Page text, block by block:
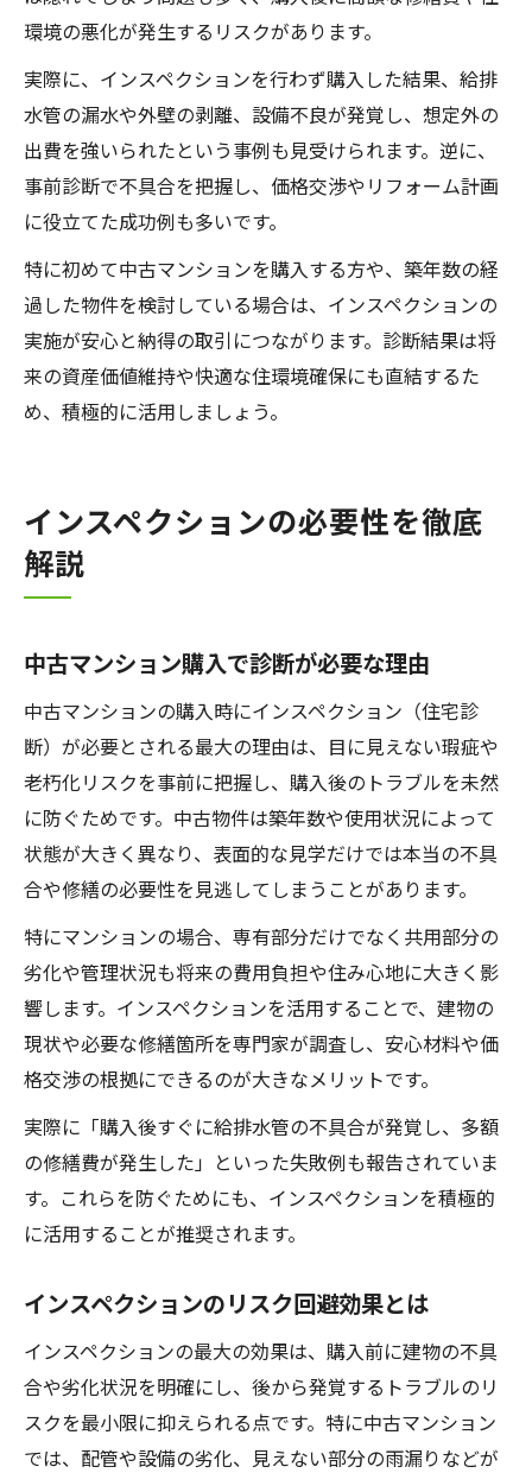
環境の悪化が発生するリスクがあります。
実際に、インスペクションを行わず購入した結果、給排
水管の漏水や外壁の剥離、設備不良が発覚し、想定外の
出費を強いられたという事例も見受けられます。逆に、
事前診断で不具合を把握し、価格交渉やリフォーム計画
に役立てた成功例も多いです。
特に初めて中古マンションを購入する方や、築年数の経
過した物件を検討している場合は、インスペクションの
実施が安心と納得の取引につながります。診断結果は将
来の資産価値維持や快適な住環境確保にも直結するた
め、積極的に活用しましょう。
インスペクションの必要性を徹底
解説
中古マンション購入で診断が必要な理由
中古マンションの購入時にインスペクション（住宅診
断）が必要とされる最大の理由は、目に見えない瑕疵や
老朽化リスクを事前に把握し、購入後のトラブルを未然
に防ぐためです。中古物件は築年数や使用状況によって
状態が大きく異なり、表面的な見学だけでは本当の不具
合や修繕の必要性を見逃してしまうことがあります。
特にマンションの場合、専有部分だけでなく共用部分の
劣化や管理状況も将来の費用負担や住み心地に大きく影
響します。インスペクションを活用することで、建物の
現状や必要な修繕箇所を専門家が調査し、安心材料や価
格交渉の根拠にできるのが大きなメリットです。
実際に「購入後すぐに給排水管の不具合が発覚し、多額
の修繕費が発生した」といった失敗例も報告されていま
す。これらを防ぐためにも、インスペクションを積極的
に活用することが推奨されます。
インスペクションのリスク回避効果とは
インスペクションの最大の効果は、購入前に建物の不具
合や劣化状況を明確にし、後から発覚するトラブルのリ
スクを最小限に抑えられる点です。特に中古マンション
では、配管や設備の劣化、見えない部分の雨漏りなどが